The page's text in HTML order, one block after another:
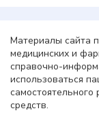
Материалы сайта
медицинских и
справочно-
использоваться
средств.